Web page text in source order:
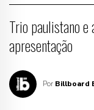
Trio paulistano
apresentação
Por Billboard